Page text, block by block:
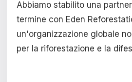
Abbiamo stabilito una
termine con Eden
un'organizzazione globale
per la riforestazione e la